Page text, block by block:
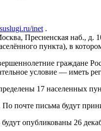
inet .
Пресненская наб., д.
пункта), в
граждане
условие — иметь
17 населенных
почте письма будут
опубликованы 26